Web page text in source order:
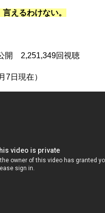
えるわけない。
開 2,251,349回視聴
7日現在）